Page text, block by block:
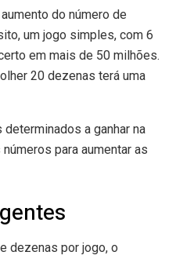
do número de
um jogo simples, com 6
em mais de 50 milhões.
20 dezenas terá uma
a ganhar na
para aumentar as
dezenas por jogo, o